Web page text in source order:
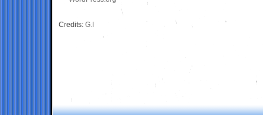
Credits: G.I